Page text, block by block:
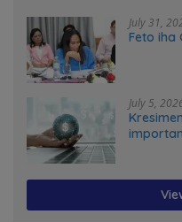
July 31,
Feto iha
July 5,